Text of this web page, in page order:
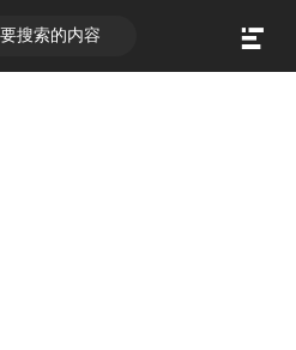
搜索的内容